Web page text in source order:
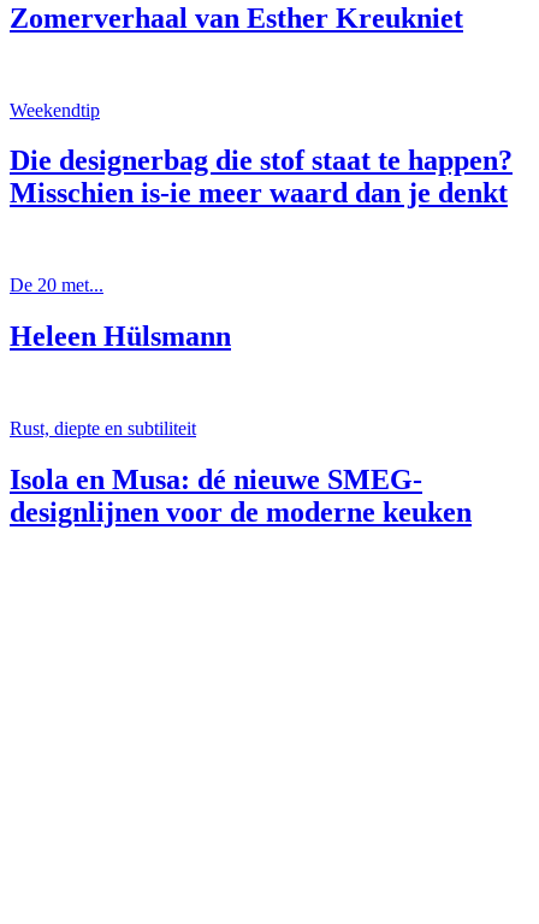
Zomerverhaal van Esther Kreukniet
Weekendtip
Die designerbag die stof staat te happen?
Misschien is-ie meer waard dan je denkt
De 20 met...
Heleen Hülsmann
Rust, diepte en subtiliteit
Isola en Musa: dé nieuwe SMEG-
designlijnen voor de moderne keuken